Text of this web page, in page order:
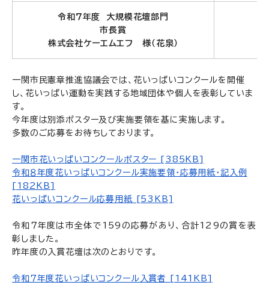
令和７年度 大規模花壇部門
市長賞
株式会社ケーエムエフ 様（花泉）
一関市民憲章推進協議会では、花いっぱいコンクールを開催
し、花いっぱい運動を実践する地域団体や個人を表彰していま
す。
今年度は別添ポスター及び実施要領を基に実施します。
多数のご応募をお待ちしております。
一関市花いっぱいコンクールポスター [385KB]
令和８年度花いっぱいコンクール実施要領・応募用紙・記入例
[182KB]
花いっぱいコンクール応募用紙 [53KB]
令和７年度は市全体で159の応募があり、合計129の賞を表
彰しました。
昨年度の入賞花壇は次のとおりです。
令和７年度花いっぱいコンクール入賞者 [141KB]